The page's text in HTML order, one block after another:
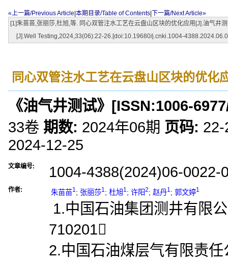
«上一篇/Previous Article 本期目录/Table of Contents
下一篇/Next Article»
[1]朱苗苗,张丽莎,杜旭,等. 同心双管注水工艺在云盘山区块的优化应用[J].油气
[J].Well Testing,2024,33(06):22-26.[doi:10.19680/j.cnki.1004-
同心双管注水工艺在云盘山区块的优化
《油气井测试》 [ISSN:1006-6977
33卷 期数: 2024年06期 页码: 22-
2024-12-25
文章编号: 1004-4388(2024)06-0022-
作者: 朱苗苗1; 张丽莎1; 杜旭1; 许阳2; 赵丹1; 郭文婷1
1.中国石油集团测井有限
710201
2.中国石油煤层气有限责